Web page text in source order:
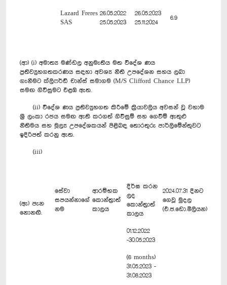
Lazard Freres
SAS
26.05.2022
25.05.2023
26.05.2023
25.11.2024
6.9
(ආ) (i) අමාත්‍ය මණ්ඩල අනුමැතිය මත විදේශ ණය
ප්‍රතිව්‍යුහගතකරණය සඳහා අවශ්‍ය නීති උපදේශන සහය ලබා
ගැනීමට ක්ලිෆර්ඩ් චාන්ස් සමාගම (M/S Clifford Chance LLP)
සමඟ ගිවිසුමට එළඹ ඇත.
(ii) විදේශ ණය ප්‍රතිව්‍යුහගත කිරීමේ ක්‍රියාවලිය අවසන් වූ වහාම
ශ්‍රී ලංකා රජය සමඟ ඇති කරගත් ගිවිසුම් සහ ගෙවීම් ඇතුළු
නීතිමය සහ මූල්‍ය උපදේශකයන් පිළිබඳ තොරතුරු පාර්ලිමේන්තුවට
ඉදිරිපත් කරනු ඇත.
(iii)
සේවා
සපයන්නාගේ
නම
ආරම්භක
කොන්ත්‍රාත්
කාලය
දීර්ඝ කරන
ලද
කොන්ත්‍රාත්
කාලය
2024.07.31 දිනට
ගෙවූ මුදල
(එ.ජ.ඩො.මිලියන)
01.12.2022
-30.05.2023
(6 months)
31.05.2023 -
31.08.2023
(ඇ) පැන
නොනඟී.